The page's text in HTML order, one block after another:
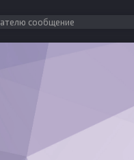
сообщение